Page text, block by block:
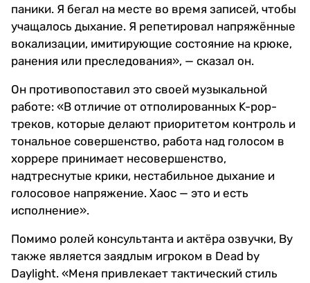
паники. Я бегал на месте во время записей, чтобы
учащалось дыхание. Я репетировал напряжённые
вокализации, имитирующие состояние на крюке,
ранения или преследования», — сказал он.
Он противопоставил это своей музыкальной
работе: «В отличие от отполированных K-pop-
треков, которые делают приоритетом контроль и
тональное совершенство, работа над голосом в
хоррере принимает несовершенство,
надтреснутые крики, нестабильное дыхание и
голосовое напряжение. Хаос — это и есть
исполнение».
Помимо ролей консультанта и актёра озвучки, Ву
также является заядлым игроком в Dead by
Daylight. «Меня привлекает тактический стиль